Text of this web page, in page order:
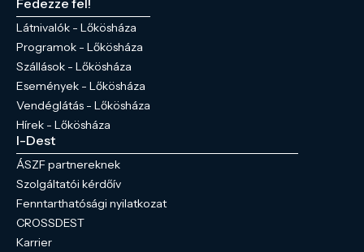
Fedezze fel!
Látnivalók - Lőkösháza
Programok - Lőkösháza
Szállások - Lőkösháza
Események - Lőkösháza
Vendéglátás - Lőkösháza
Hírek - Lőkösháza
I-Dest
ÁSZF partnereknek
Szolgáltatói kérdőív
Fenntarthatósági nyilatkozat
CROSSDEST
Karrier